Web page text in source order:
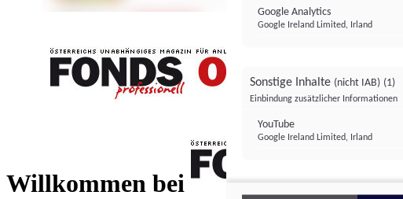
Willkommen bei
FONDS professionell
Google Analytics
Google Ireland Limited, Irland
Sonstige Inhalte (nicht IAB) (1)
Einbindung zusätzlicher Informationen
YouTube
Google Ireland Limited, Irland